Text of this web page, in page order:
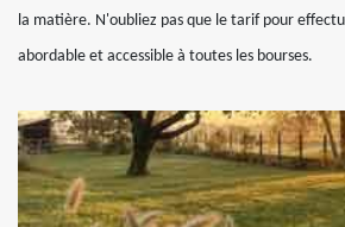
la matière. N'oubliez pas que le tarif pour
abordable et accessible à toutes les bourses.